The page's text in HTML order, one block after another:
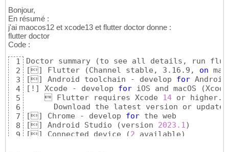
Bonjour,
En résumé :
j'ai maocos12 et xcode13 et flutter doctor donne :
flutter doctor
Code :
1
2
3
4
5
6
7
8
9
Doctor summary (to see all details, run
[] Flutter (Channel stable, 3.16.9, on
[] Android toolchain - develop for
[ ! ] Xcode - develop for iOS and macOS (
     Flutter requires Xcode
14 or higher.
[] Chrome - develop for
[] Android Studio (version 2023.1)
[] Connected device (2 available)